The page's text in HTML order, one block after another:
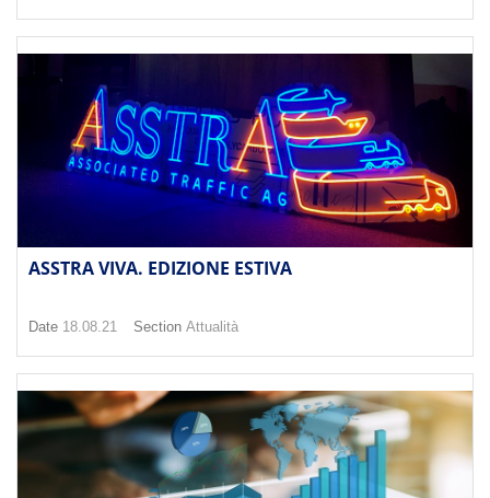
ASSTRA VIVA. EDIZIONE ESTIVA
Date 18.08.21 Section Attualità